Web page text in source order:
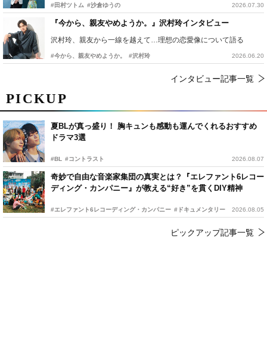
PICKUP
夏BLが真っ盛り！ 胸キュンも感動も運んでくれるおすすめ
ドラマ3選
#BL #コントラスト 2026.08.07
奇妙で自由な音楽家集団の真実とは？『エレファント6レコー
ディング・カンパニー』が教える“好き”を貫くDIY精神
#エレファント6レコーディング・カンパニー #ドキュメンタリー 2026.08.05
ピックアップ記事一覧
#田村ツトム #沙倉ゆうの 2026.07.30
『今から、親友やめようか。』沢村玲インタビュー
沢村玲、親友から一線を越えて…理想の恋愛像について語る
#今から、親友やめようか。 #沢村玲 2026.06.20
インタビュー記事一覧